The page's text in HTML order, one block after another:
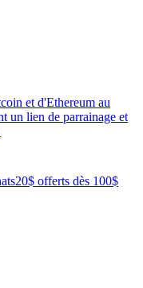
et d'Ethereum au
un lien de parrainage et
20$ offerts dès 100$